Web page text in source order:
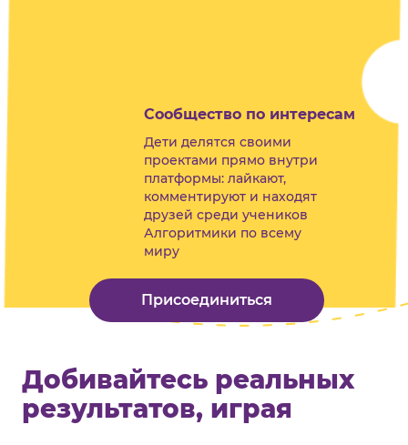
Сообщество по интересам
Дети делятся своими
проектами прямо внутри
платформы: лайкают,
комментируют и находят
друзей среди учеников
Алгоритмики по всему
миру
Присоединиться
Добивайтесь реальных
результатов, играя